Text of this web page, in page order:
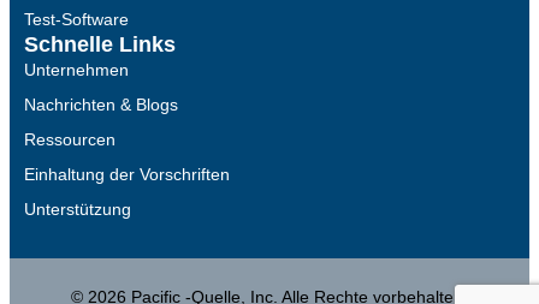
Test-Software
Schnelle Links
Unternehmen
Nachrichten & Blogs
Ressourcen
Einhaltung der Vorschriften
Unterstützung
© 2026 Pacific -Quelle, Inc. Alle Rechte vorbehalten.